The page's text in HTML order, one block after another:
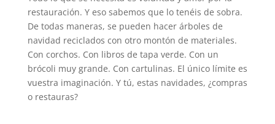
restauración. Y eso sabemos que lo tenéis de sobra.
De todas maneras, se pueden hacer árboles de
navidad reciclados con otro montón de materiales.
Con corchos. Con libros de tapa verde. Con un
brócoli muy grande. Con cartulinas. El único límite es
vuestra imaginación. Y tú, estas navidades, ¿compras
o restauras?